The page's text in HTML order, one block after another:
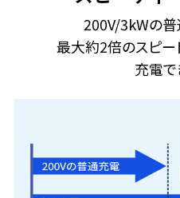
200V/3kWの
最大約2倍のスピー
充電で